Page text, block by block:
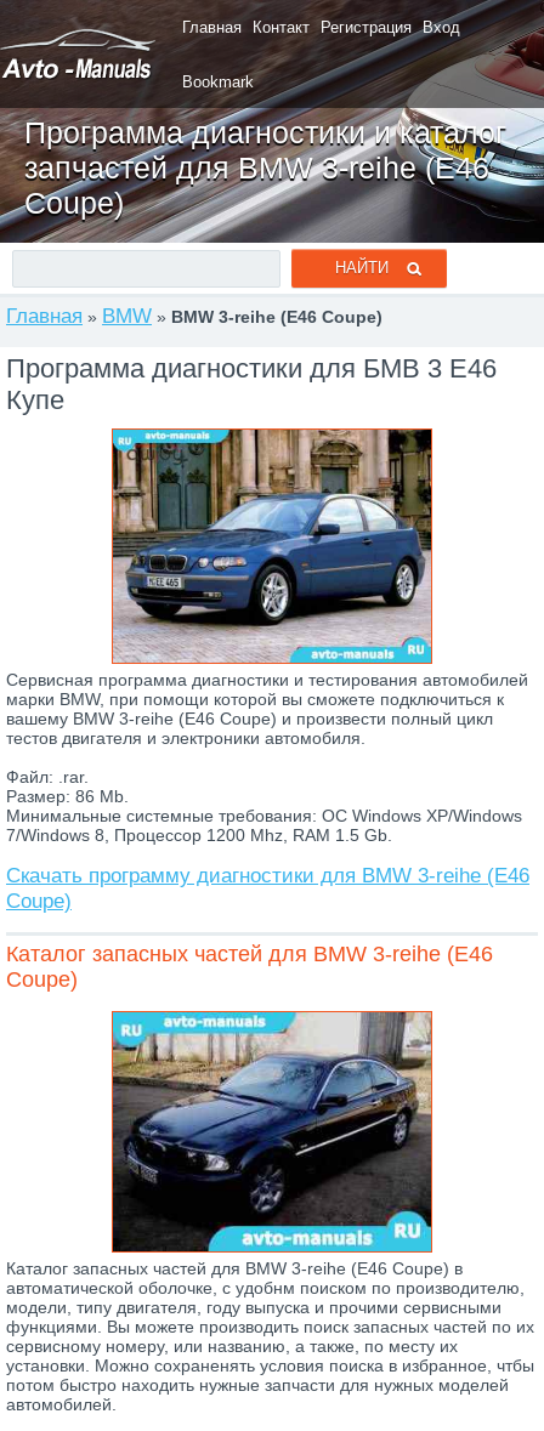
Главная Контакт Регистрация Вход
Bookmark
Программа диагностики и каталог
запчастей для BMW 3-reihe (E46
Coupe)
Главная » BMW » BMW 3-reihe (E46 Coupe)
Программа диагностики для БМВ 3 Е46
Купе
Сервисная программа диагностики и тестирования автомобилей
марки BMW, при помощи которой вы сможете подключиться к
вашему BMW 3-reihe (E46 Coupe) и произвести полный цикл
тестов двигателя и электроники автомобиля.
Файл: .rar.
Размер: 86 Mb.
Минимальные системные требования: ОС Windows XP/Windows
7/Windows 8, Процессор 1200 Mhz, RAM 1.5 Gb.
Скачать программу диагностики для BMW 3-reihe (E46
Coupe)
Каталог запасных частей для BMW 3-reihe (E46
Coupe)
Каталог запасных частей для BMW 3-reihe (E46 Coupe) в
автоматической оболочке, с удобнм поиском по производителю,
модели, типу двигателя, году выпуска и прочими сервисными
функциями. Вы можете производить поиск запасных частей по их
сервисному номеру, или названию, а также, по месту их
установки. Можно сохраненять условия поиска в избранное, чтбы
потом быстро находить нужные запчасти для нужных моделей
автомобилей.